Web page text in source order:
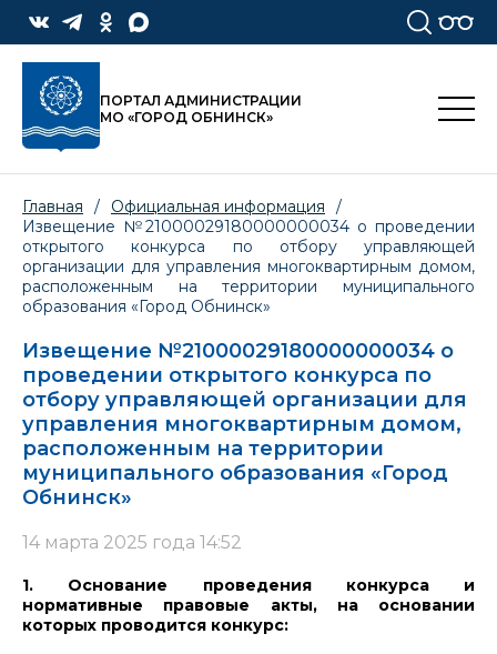
ПОРТАЛ АДМИНИСТРАЦИИ
МО «ГОРОД ОБНИНСК»
Главная / Официальная информация
/
Извещение №21000029180000000034 о проведении
открытого конкурса по отбору управляющей
организации для управления многоквартирным домом,
расположенным на территории муниципального
образования «Город Обнинск»
Извещение №21000029180000000034 о
проведении открытого конкурса по
отбору управляющей организации для
управления многоквартирным домом,
расположенным на территории
муниципального образования «Город
Обнинск»
14 марта 2025 года 14:52
1. Основание проведения конкурса и
нормативные правовые акты, на основании
которых проводится конкурс: